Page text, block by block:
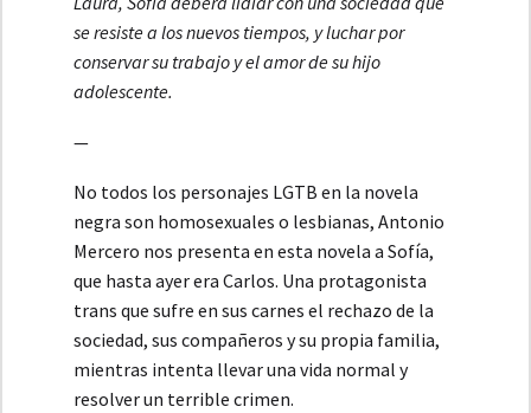
se resiste a los nuevos tiempos, y luchar por
conservar su trabajo y el amor de su hijo
adolescente.
—
No todos los personajes LGTB en la novela
negra son homosexuales o lesbianas, Antonio
Mercero nos presenta en esta novela a Sofía,
que hasta ayer era Carlos. Una protagonista
trans que sufre en sus carnes el rechazo de la
sociedad, sus compañeros y su propia familia,
mientras intenta llevar una vida normal y
resolver un terrible crimen.